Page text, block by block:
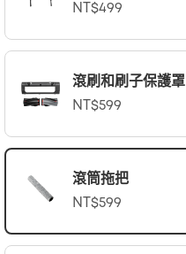
NT$499
滾刷和刷子保護罩
NT$599
滾筒拖把
NT$599